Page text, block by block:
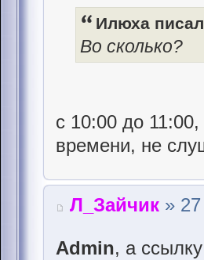
Илюха
Во сколько?
с 10:00 до
времени, не
Л_Зайчик »
Admin, а